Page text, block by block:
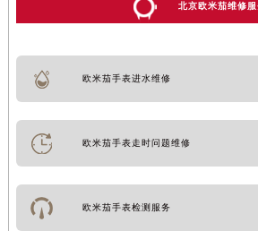
北京欧米茄维修服
欧米茄手表进水维修
欧米茄手表走时问题维修
欧米茄手表检测服务